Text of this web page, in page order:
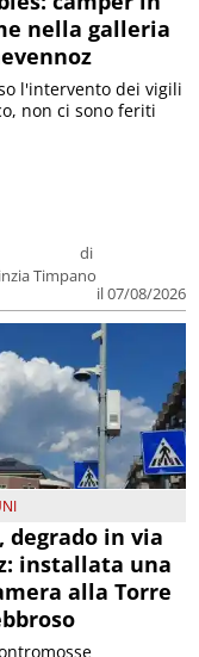
nella galleria
di
Timpano
il 07/08/2026
l'intervento dei vigili
non ci sono feriti
degrado in via
installata una
alla Torre